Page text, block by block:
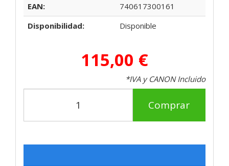
EAN:
740617300161
Disponibilidad:
Disponible
115,00 €
*IVA y CANON Incluido
Comprar